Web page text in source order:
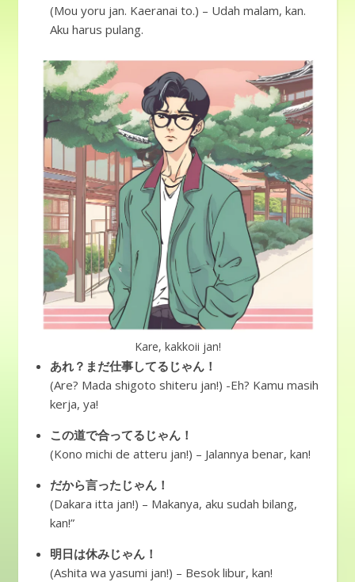
(Mou yoru jan. Kaeranai to.) – Udah malam, kan.
Aku harus pulang.
Kare, kakkoii jan!
あれ？まだ仕事してるじゃん！
(Are? Mada shigoto shiteru jan!) -Eh? Kamu masih
kerja, ya!
この道で合ってるじゃん！
(Kono michi de atteru jan!) – Jalannya benar, kan!
だから言ったじゃん！
(Dakara itta jan!) – Makanya, aku sudah bilang,
kan!”
明日は休みじゃん！
(Ashita wa yasumi jan!) – Besok libur, kan!